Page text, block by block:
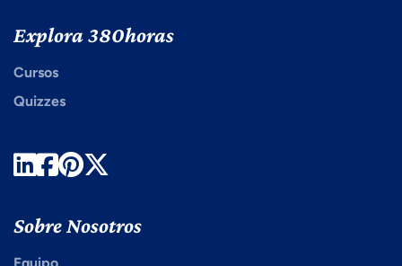
Explora 380horas
Cursos
Quizzes
LinkedIn
Facebook
Pinterest
Sobre Nosotros